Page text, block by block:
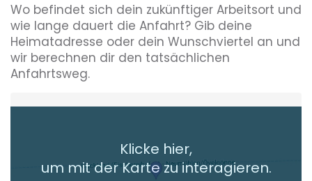
Wo befindet sich dein zukünftiger Arbeitsort und
wie lange dauert die Anfahrt? Gib deine
Heimatadresse oder dein Wunschviertel an und
wir berechnen dir den tatsächlichen
Anfahrtsweg.
Heimatadresse oder Wunschort
+ Aktuellen Standort hinzufügen
Klicke hier,
um mit der Karte zu interagieren.